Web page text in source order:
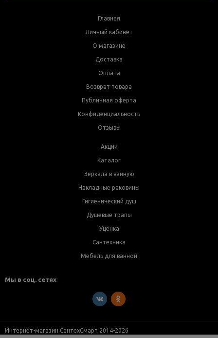
Главная
Личный кабинет
О магазине
Доставка
Оплата
Возврат товара
Публичная оферта
Конфиденциальность
Отзывы
Акции
Каталог
Зеркала в ванную
Накладные раковины
Гигиенический душ
Душевые трапы
Уценка
Сантехника
Мебель для ванной
Мы в соц. сетях
Интернет-магазин СантехСмарт 2014-2026